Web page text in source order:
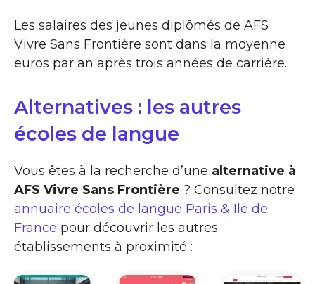
Les salaires des jeunes diplômés de AFS
Vivre Sans Frontière sont dans la moyenne
euros par an après trois années de carrière.
Alternatives : les autres
écoles de langue
Vous êtes à la recherche d’une alternative à
AFS Vivre Sans Frontière ? Consultez notre
annuaire écoles de langue Paris & Ile de
France pour découvrir les autres
établissements à proximité :